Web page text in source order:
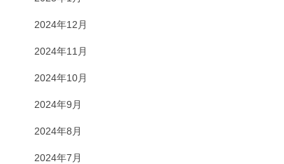
2024年12月
2024年11月
2024年10月
2024年9月
2024年8月
2024年7月